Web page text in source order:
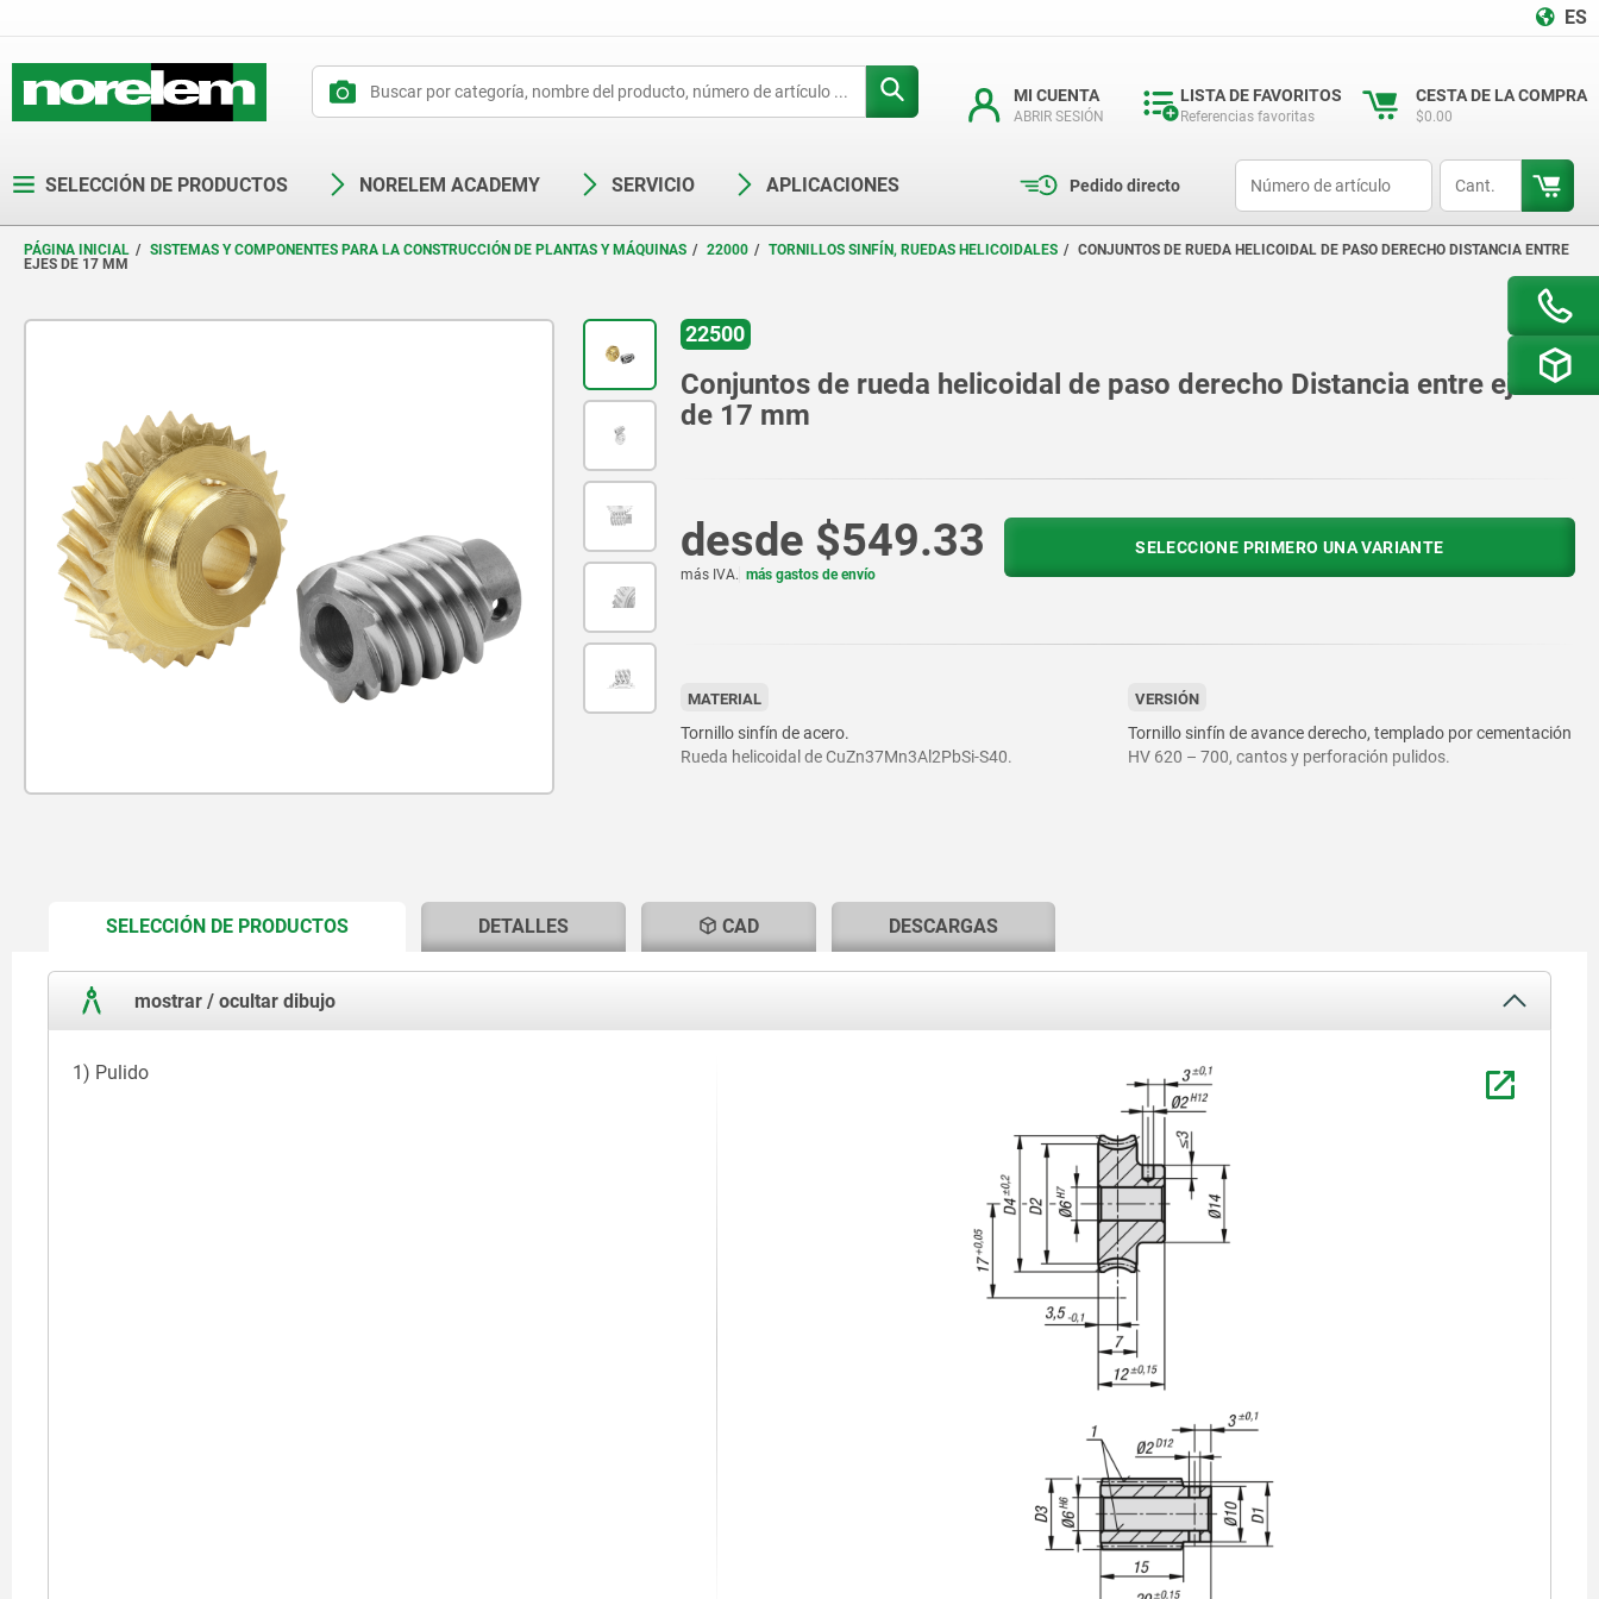
ES
MI CUENTA
ABRIR SESIÓN
LISTA DE FAVORITOS
Referencias favoritas
CESTA DE LA COMPRA
$0.00
SELECCIÓN DE PRODUCTOS NORELEM ACADEMY SERVICIO APLICACIONES Pedido directo
PÁGINA INICIAL SISTEMAS Y COMPONENTES PARA LA CONSTRUCCIÓN DE PLANTAS Y MÁQUINAS 22000 TORNILLOS SINFÍN, RUEDAS HELICOIDALES
CONJUNTOS DE RUEDA HELICOIDAL DE PASO DERECHO DISTANCIA ENTRE
EJES DE 17 MM
22500
Conjuntos de rueda helicoidal de paso derecho Distancia entre ejes
de 17 mm
desde $549.33
más IVA. más gastos de envío
SELECCIONE PRIMERO UNA VARIANTE
MATERIAL
Tornillo sinfín de acero.
Rueda helicoidal de CuZn37Mn3Al2PbSi-S40.
VERSIÓN
Tornillo sinfín de avance derecho, templado por cementación
HV 620 – 700, cantos y perforación pulidos.
SELECCIÓN DE PRODUCTOSCURRENT
DETALLES CAD DESCARGAS
mostrar / ocultar dibujo
1) Pulido